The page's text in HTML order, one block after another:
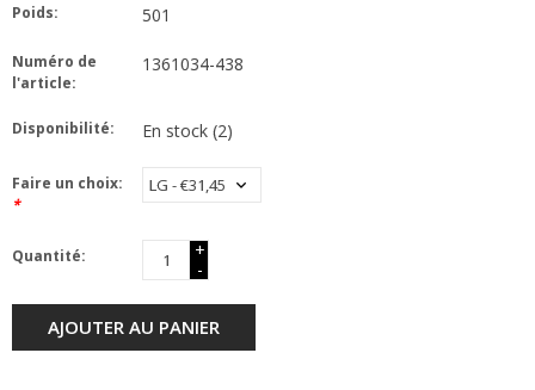
Poids: 501
Numéro de
l'article:
1361034-438
Disponibilité: En stock (2)
Faire un choix:
*
Quantité:
+
-
AJOUTER AU PANIER